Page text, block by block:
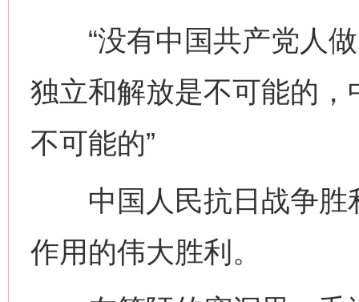
“没有中国共产党人做
独立和解放是不可能的
不可能的”
中国人民抗日战争胜
作用的伟大胜利。